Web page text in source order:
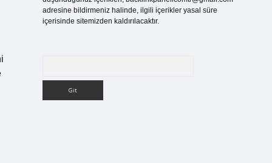
adresine bildirmeniz halinde, ilgili içerikler yasal süre
içerisinde sitemizden kaldırılacaktır.